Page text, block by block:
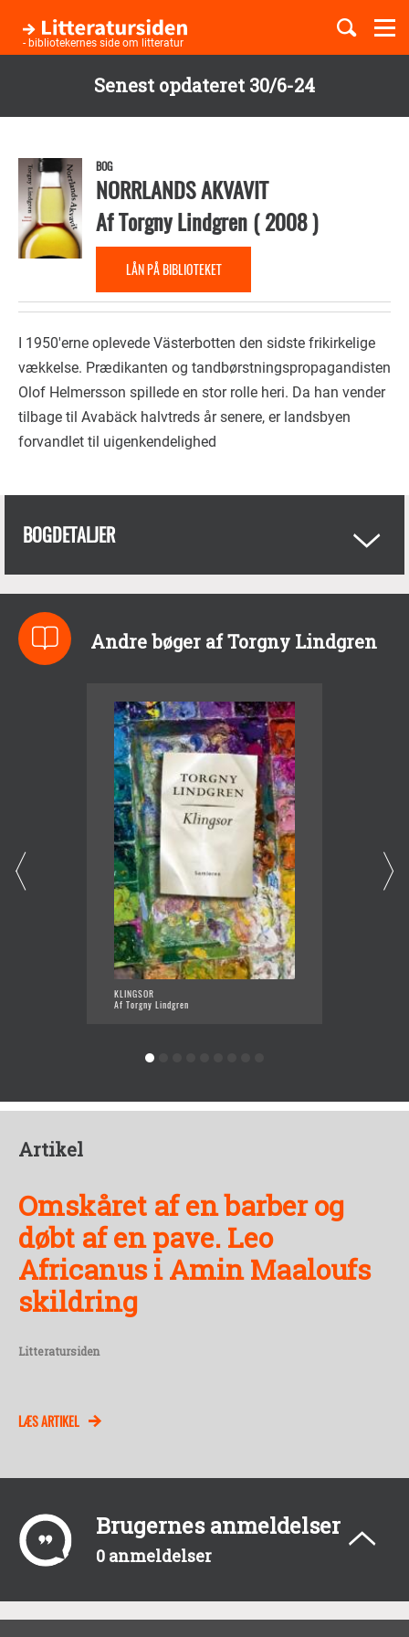
Senest opdateret 30/6-24
hovedindhold
- bibliotekernes side om litteratur
Børnebøger
Temaer
BOG
NORRLANDS AKVAVIT
AfTorgny Lindgren(2008)
LÅN PÅ BIBLIOTEKET
I 1950'erne oplevede Västerbotten den sidste frikirkelige
vækkelse. Prædikanten og tandbørstningspropagandisten
Olof Helmersson spillede en stor rolle heri. Da han vender
tilbage til Avabäck halvtreds år senere, er landsbyen
forvandlet til uigenkendelighed
BOGDETALJER
Andre bøger af Torgny Lindgren
KLINGSOR
Af Torgny Lindgren
Artikel
Omskåret af en barber og
døbt af en pave. Leo
Africanus i Amin Maaloufs
skildring
Litteratursiden
LÆS ARTIKEL
Brugernes anmeldelser
0 anmeldelser